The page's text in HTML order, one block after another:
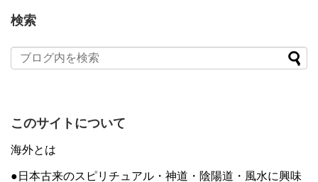
検索
このサイトについて
海外とは
●日本古来のスピリチュアル・神道・陰陽道・風水に興味